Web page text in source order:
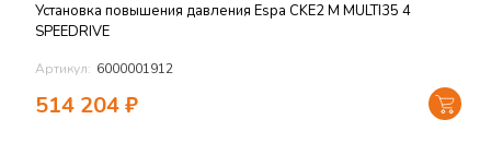
Установка повышения давления Espa CKE2 M MULTI35 4
SPEEDRIVE
Артикул: 6000001912
514 204₽